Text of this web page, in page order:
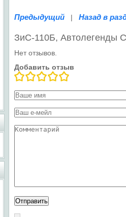
Предыдущий | Назад в
ЗиС-110Б,
Нет отзывов.
Добавить отзыв